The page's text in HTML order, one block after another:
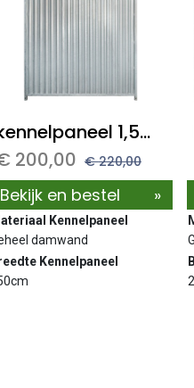
kennelpaneel 1,5m - geheel dicht damwand
200,00 €220,00
Bekijk en bestel »
Kennelpaneel
damwand
Kennelpaneel